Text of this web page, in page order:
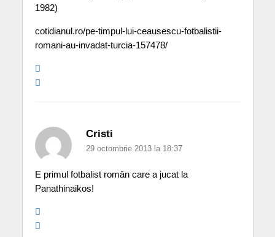
1982)
cotidianul.ro/pe-timpul-lui-ceausescu-fotbalistii-
romani-au-invadat-turcia-157478/
Cristi
29 octombrie 2013 la 18:37
E primul fotbalist român care a jucat la
Panathinaikos!